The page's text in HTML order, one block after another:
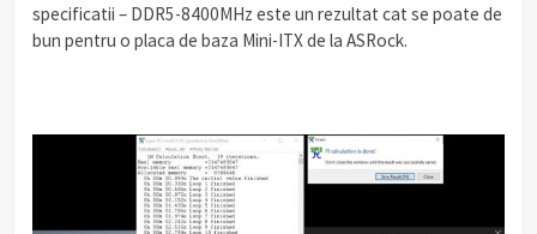
specificatii – DDR5-8400MHz este un rezultat cat se poate de
bun pentru o placa de baza Mini-ITX de la ASRock.